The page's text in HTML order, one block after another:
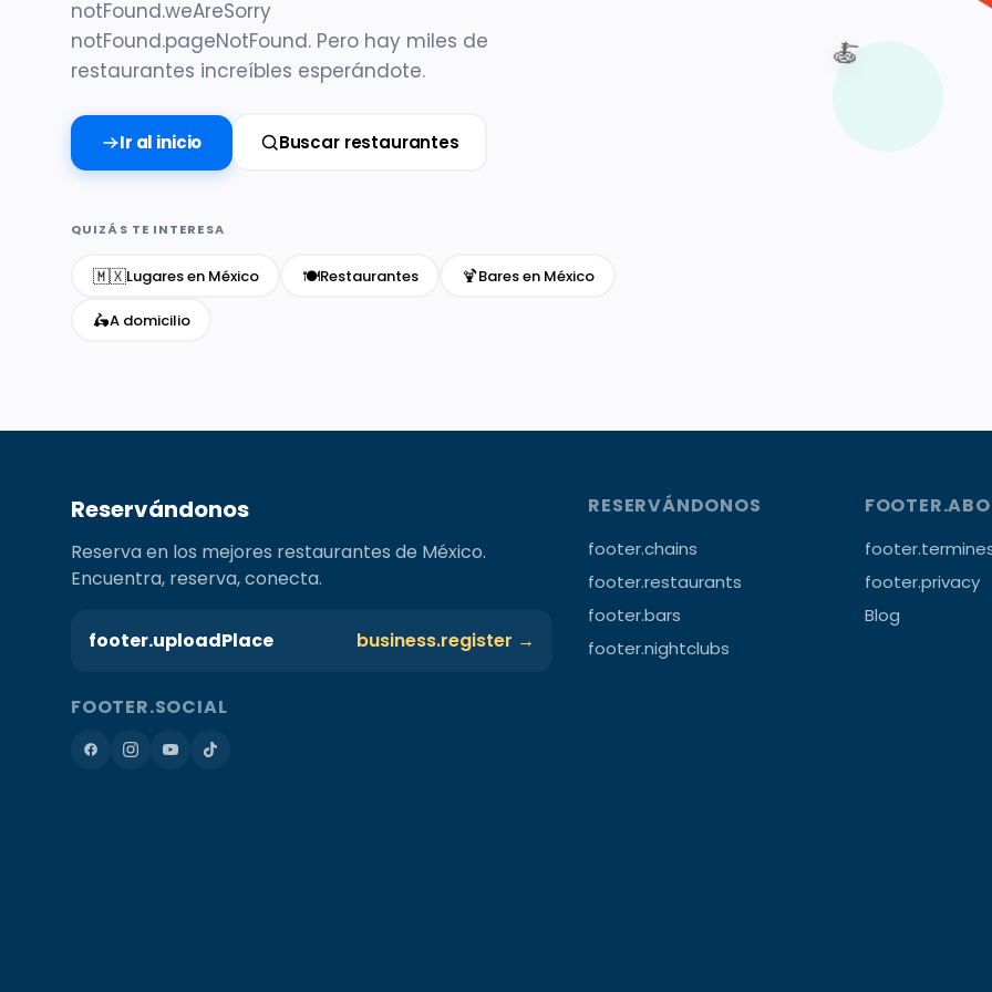
notFound.weAreSorry
notFound.pageNotFound. Pero hay miles de
restaurantes increíbles esperándote.
Ir al inicio Buscar restaurantes
QUIZÁS TE INTERESA
🇲🇽Lugares en México 🍽️Restaurantes 🍹Bares en México
🛵A domicilio
🍝
Reservándonos
Reserva en los mejores restaurantes de México.
Encuentra, reserva, conecta.
footer.uploadPlace business.register →
FOOTER.SOCIAL
RESERVÁNDONOS
footer.chains
footer.restaurants
footer.bars
footer.nightclubs
footer.privacy
Blog